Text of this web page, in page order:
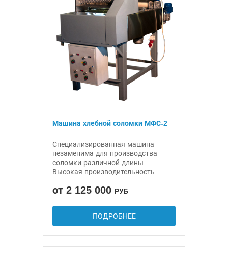
Машина хлебной соломки МФС-2
Специализированная машина
незаменима для производства
соломки различной длины.
Высокая производительность
от 2 125 000 РУБ
ПОДРОБНЕЕ